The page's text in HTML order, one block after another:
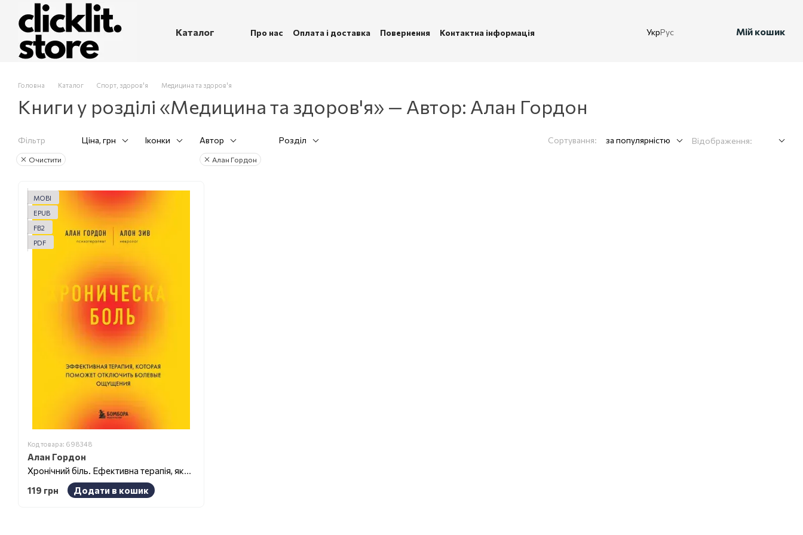
Перейти до основного контенту
Каталог Про нас Оплата і доставка Повернення
Контактна інформація
УкрРус Мій кошик
Головна Каталог Спорт, здоров'я Медицина та здоров'я
Книги у розділі «Медицина та здоров'я» — Автор: Алан Гордон
Фільтр
Очистити
Ціна, грн Іконки Автор
Алан Гордон
Розділ Сортування: за популярністю Відображення:
MOBI
EPUB
FB2
PDF
Код товара: 698348
Алан Гордон
Хронічний біль. Ефективна терапія, яка допоможе відключити болючі відчуття
119 грн
Додати в кошик